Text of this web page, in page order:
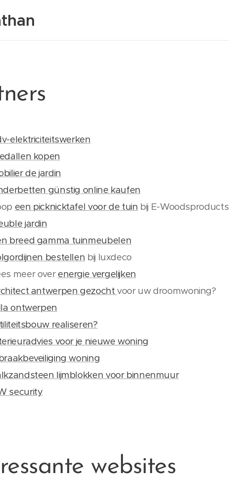
elektriciteitswerken
kopen
de jardin
günstig online kaufen
een picknicktafel voor de tuin bij E-Woodsproducts
jardin
breed gamma tuinmeubelen
bestellen bij luxdeco
meer over energie vergelijken
antwerpen gezochtvoor uw droomwoning?
ontwerpen
realiseren?
voor je nieuwe woning
woning
lijmblokken voor binnenmuur
security
websites